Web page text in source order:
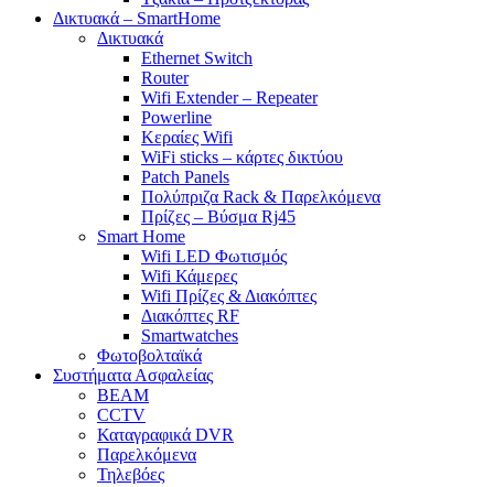
Δικτυακά – SmartHome
Δικτυακά
Ethernet Switch
Router
Wifi Extender – Repeater
Powerline
Κεραίες Wifi
WiFi sticks – κάρτες δικτύου
Patch Panels
Πολύπριζα Rack & Παρελκόμενα
Πρίζες – Βύσμα Rj45
Smart Home
Wifi LED Φωτισμός
Wifi Κάμερες
Wifi Πρίζες & Διακόπτες
Διακόπτες RF
Smartwatches
Φωτοβολταϊκά
Συστήματα Ασφαλείας
BEAM
CCTV
Καταγραφικά DVR
Παρελκόμενα
Τηλεβόες